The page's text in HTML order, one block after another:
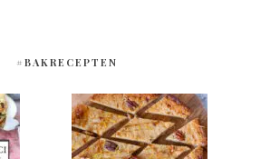
#BAKRECEPTEN